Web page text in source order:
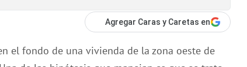
Agregar Caras y Caretas en
el fondo de una vivienda de la zona oeste de